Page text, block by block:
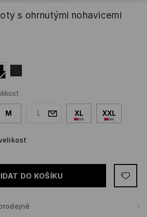
s ohrnutými nohavicemi
M L XL XXL
DO KOŠÍKU